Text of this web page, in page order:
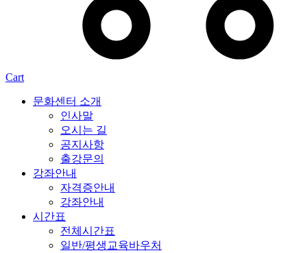
Cart
문화센터 소개
인사말
오시는 길
공지사항
출강문의
강좌안내
자격증안내
강좌안내
시간표
전체시간표
일반/평생교육바우처